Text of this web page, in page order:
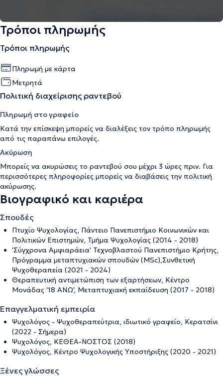
Τρόποι πληρωμής
Τρόποι πληρωμής
Πληρωμή με κάρτα
Μετρητά
Πολιτική διαχείρισης ραντεβού
Πληρωμή στο γραφείο
Κατά την επίσκεψη μπορείς να διαλέξεις τον τρόπο πληρωμής
από τις παραπάνω επιλογές.
Ακύρωση
Μπορείς να ακυρώσεις το ραντεβού σου μέχρι 3 ώρες πριν. Για
περισσότερες πληροφορίες μπορείς να διαβάσεις την πολιτική
ακύρωσης.
Βιογραφικό και καριέρα
Σπουδές
Πτυχίο Ψυχολογίας, Πάντειο Πανεπιστήμιο Κοινωνικών και
Πολιτικών Επιστημών, Τμήμα Ψυχολογίας (2014 - 2018)
'Σύγχρονα Αμφιαράεια' Τεχνοβλαστού Πανεπιστήμιο Κρήτης,
Πρόγραμμα μεταπτυχιακών σπουδών (MSc),Συνθετική
Ψυχοθεραπεία (2021 - 2024)
Θεραπευτική αντιμετώπιση των εξαρτήσεων, Κέντρο
Μονάδας '18 ΑΝΩ', Μεταπτυχιακή εκπαίδευση (2017 - 2018)
Επαγγελματική εμπειρία
Ψυχολόγος - Ψυχοθεραπεύτρια, ιδιωτικό γραφείο, Κερατσίνι
(2022 - Σήμερα)
Ψυχολόγος, ΚΕΘΕΑ-ΝΟΣΤΟΣ (2018)
Ψυχολόγος, Κέντρο Ψυχολογικής Υποστήριξης (2020 - 2021)
Ξένες γλώσσες